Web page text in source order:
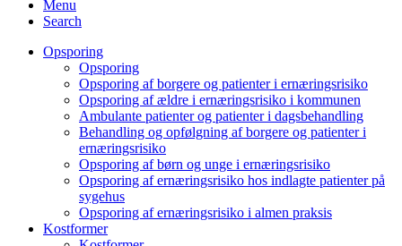
Menu
Search
Opsporing
Opsporing
Opsporing af borgere og patienter i ernæringsrisiko
Opsporing af ældre i ernæringsrisiko i kommunen
Ambulante patienter og patienter i dagsbehandling
Behandling og opfølgning af borgere og patienter i
ernæringsrisiko
Opsporing af børn og unge i ernæringsrisiko
Opsporing af ernæringsrisiko hos indlagte patienter på
sygehus
Opsporing af ernæringsrisiko i almen praksis
Kostformer